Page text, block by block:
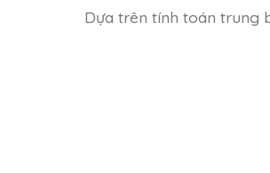
Dựa trên tính toán trung